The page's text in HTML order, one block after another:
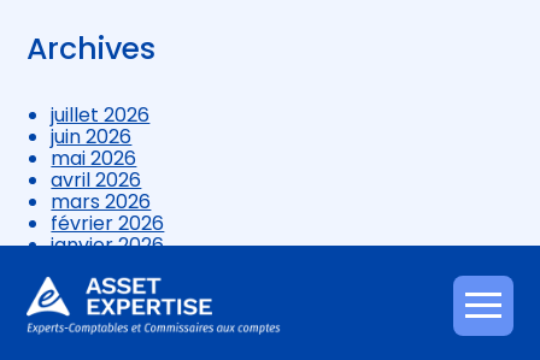
Aller
au
Archives
juillet 2026
juin 2026
mai 2026
avril 2026
mars 2026
février 2026
janvier 2026
novembre 2025
octobre 2025
septembre 2025